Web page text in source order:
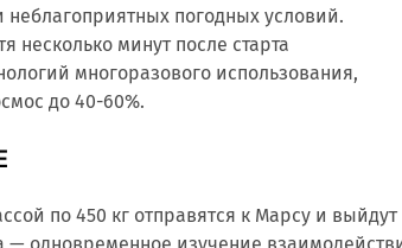
погодных условий.
несколько минут после старта
многоразового использования,
до 40-60%.
по 450 кг отправятся к Марсу и выйдут